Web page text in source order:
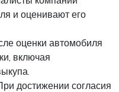
и оценивают его
оценки автомобиля
включая
достижении согласия